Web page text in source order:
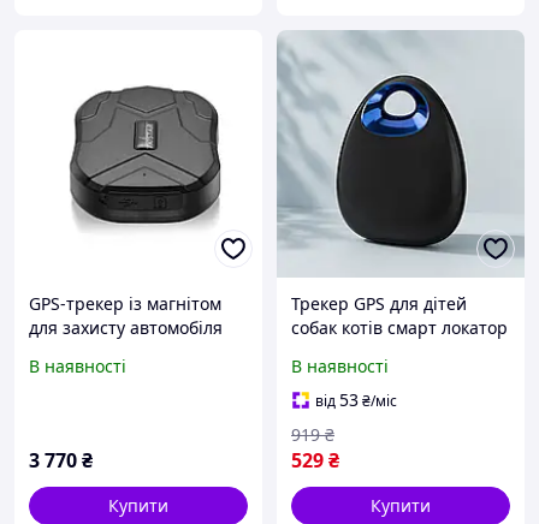
GPS-трекер із магнітом
для захисту автомобіля
автономністю до 90 днів
В наявності
3 770₴
Купити
Трекер GPS для дітей
собак котів смарт локатор
трекери для відстеження
авто велосипеда гаманця
ключів
В наявності
від53₴/міс
529₴
919 ₴
Купити